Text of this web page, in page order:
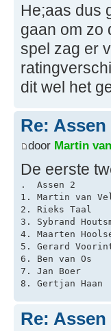
He;aas dus
gaan om zo
spel zag er
dit wel het
Re: Assen
door Martin
De eerste
.  Assen 2
1. Martin van
2. Rieks Taal
3. Sybrand
4. Maarten
5. Gerard
6. Ben van Os
7. Jan Boer
8. Gertjan
Re: Assen